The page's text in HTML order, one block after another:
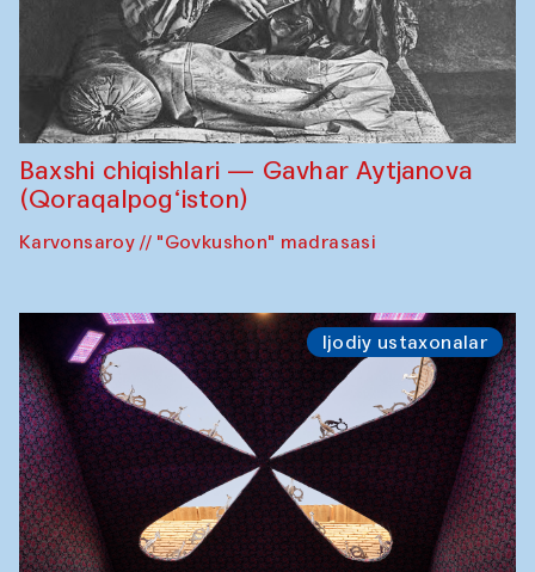
Baxshi chiqishlari — Gavhar Aytjanova
(Qoraqalpog‘iston)
Karvonsaroy // "Govkushon" madrasasi
Ijodiy ustaxonalar